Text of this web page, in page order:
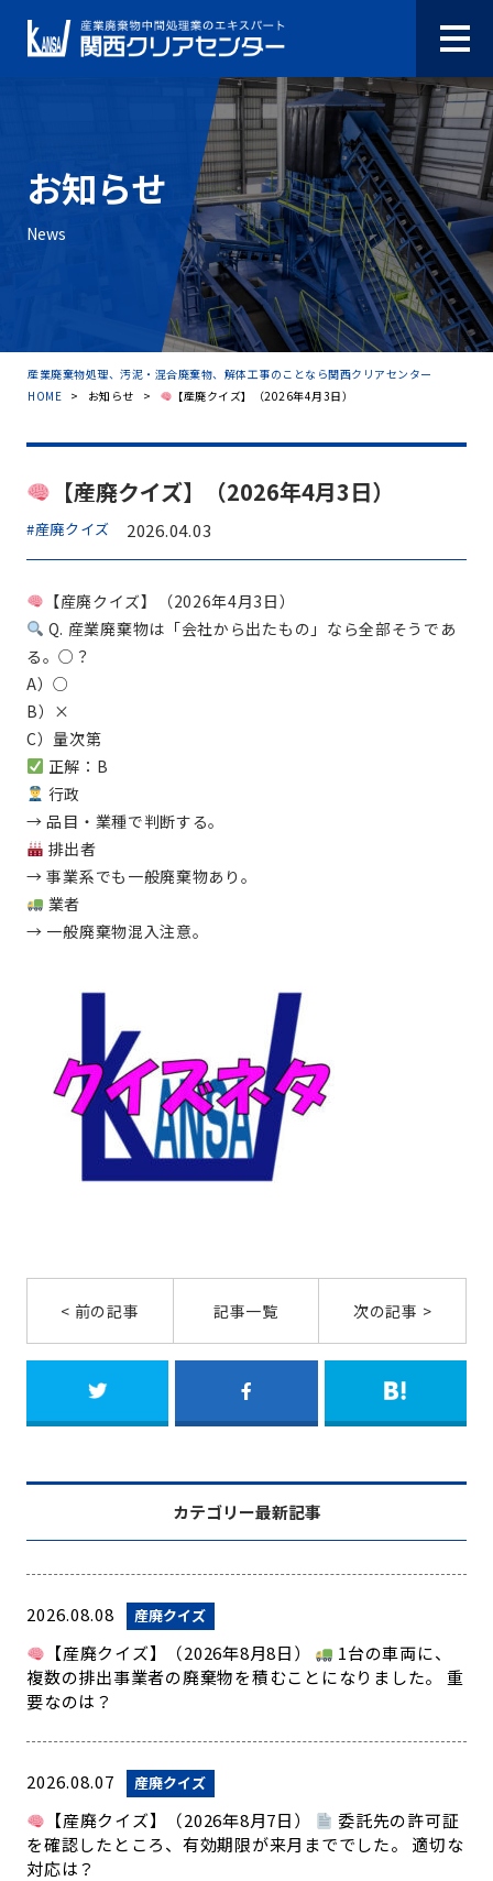
お知らせ
News
産業廃棄物処理、汚泥・混合廃棄物、解体工事のことなら関西クリアセンター
HOME > お知らせ > 【産廃クイズ】（2026年4月3日）
【産廃クイズ】（2026年4月3日）
#産廃クイズ 2026.04.03
【産廃クイズ】（2026年4月3日）
Q. 産業廃棄物は「会社から出たもの」なら全部そうであ
る。○？
A）○
B）×
C）量次第
正解：B
行政
→ 品目・業種で判断する。
排出者
→ 事業系でも一般廃棄物あり。
業者
→ 一般廃棄物混入注意。
< 前の記事 記事一覧 次の記事 >
カテゴリー最新記事
2026.08.08 産廃クイズ
【産廃クイズ】（2026年8月8日）
1台の車両に、
複数の排出事業者の廃棄物を積むことになりました。 重
要なのは？
2026.08.07 産廃クイズ
【産廃クイズ】（2026年8月7日）
委託先の許可証
を確認したところ、有効期限が来月まででした。 適切な
対応は？